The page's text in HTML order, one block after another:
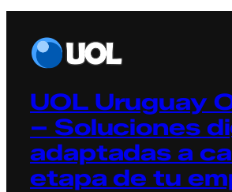
UOL Uruguay
– Soluciones
adaptadas a
etapa de tu